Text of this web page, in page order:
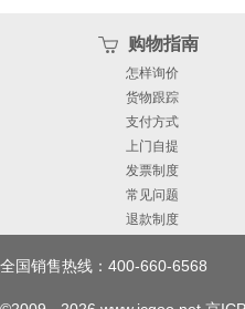
购物指南
怎样询价
货物跟踪
支付方式
上门自提
发票制度
常见问题
退款制度
全国销售热线：400-660-6568